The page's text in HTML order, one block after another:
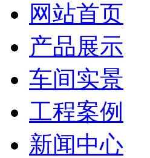
网站首页
产品展示
车间实景
工程案例
新闻中心